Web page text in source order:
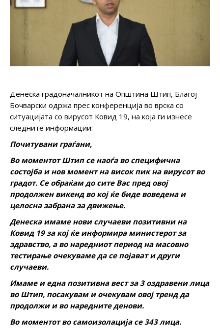
Денеска градоначалникот на Општина Штип, Благој
Бочварски одржа прес конференција во врска со
ситуацијата со вирусот Ковид 19, на која ги изнесе
следните информации:
Почитувани граѓани,
Во моментот Штип се наоѓа во специфична
состојба и нов момент на висок пик на вирусот во
градот. Се обраќам до сите Вас пред овој
продолжен викенд во кој ќе биде воведена и
целосна забрана за движење.
Денеска имаме нови случаеви позитивни на
Ковид 19 за кој ќе информира министерот за
здравство, а во наредниот период на масовно
тестирање очекуваме да се појават и други
случаеви.
Имаме и една позитивна вест за 3 оздравени лица
во Штип, посакувам и очекувам овој тренд да
продолжи и во наредните денови.
Во моментот во самоизолација се 343 лица.